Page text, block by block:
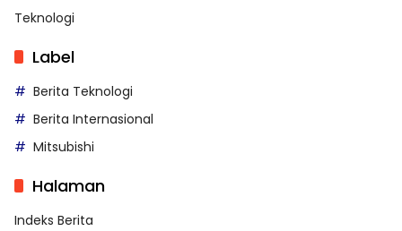
Teknologi
Label
Berita Teknologi
Berita Internasional
Mitsubishi
Halaman
Indeks Berita